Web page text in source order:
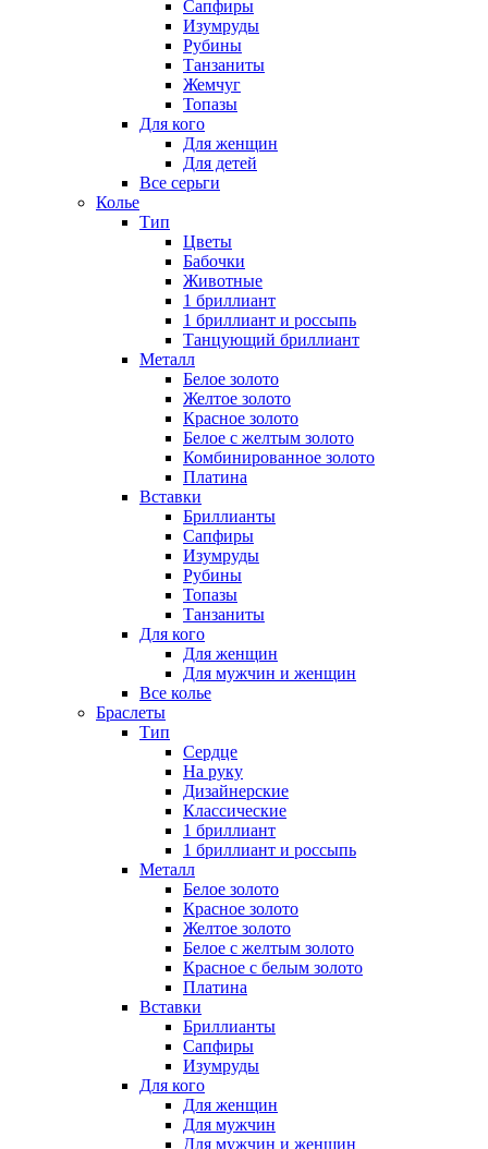
Сапфиры
Изумруды
Рубины
Танзаниты
Жемчуг
Топазы
Для кого
Для женщин
Для детей
Все серьги
Колье
Тип
Цветы
Бабочки
Животные
1 бриллиант
1 бриллиант и россыпь
Танцующий бриллиант
Металл
Белое золото
Желтое золото
Красное золото
Белое с желтым золото
Комбинированное золото
Платина
Вставки
Бриллианты
Сапфиры
Изумруды
Рубины
Топазы
Танзаниты
Для кого
Для женщин
Для мужчин и женщин
Все колье
Браслеты
Тип
Сердце
На руку
Дизайнерские
Классические
1 бриллиант
1 бриллиант и россыпь
Металл
Белое золото
Красное золото
Желтое золото
Белое с желтым золото
Красное с белым золото
Платина
Вставки
Бриллианты
Сапфиры
Изумруды
Для кого
Для женщин
Для мужчин
Для мужчин и женщин